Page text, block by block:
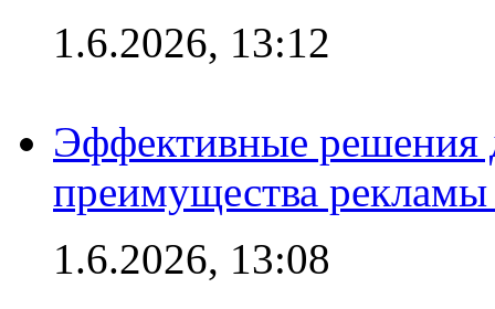
1.6.2026, 13:12
Эффективные решения
преимущества рекламы
1.6.2026, 13:08